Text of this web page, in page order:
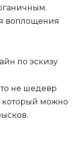
воплощения
по эскизу
не шедевр
который можно